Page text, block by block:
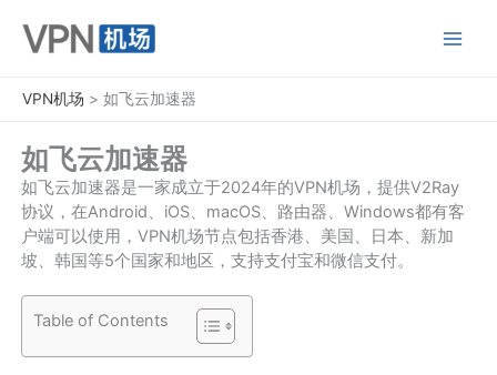
VPN机场 > 如飞云加速器
如飞云加速器
如飞云加速器是一家成立于2024年的VPN机场，提供V2Ray
协议，在Android、iOS、macOS、路由器、Windows都有客
户端可以使用，VPN机场节点包括香港、美国、日本、新加
坡、韩国等5个国家和地区，支持支付宝和微信支付。
Table of Contents